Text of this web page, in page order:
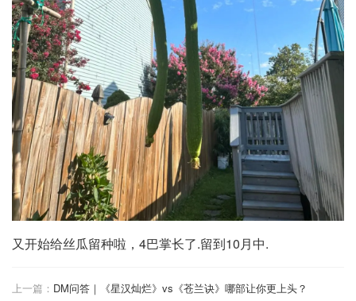
又开始给丝瓜留种啦，4巴掌长了.留到10月中.
上一篇： DM问答｜《星汉灿烂》vs《苍兰诀》哪部让你更上头？